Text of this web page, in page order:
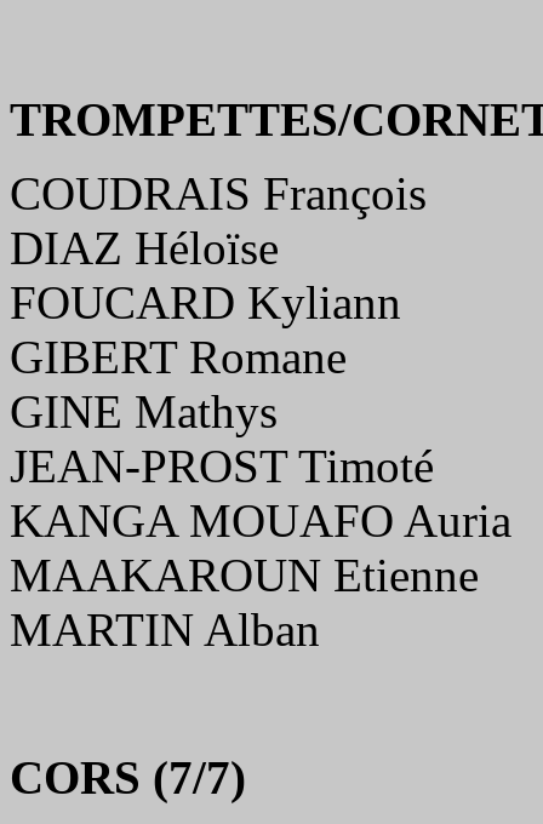
TROMPETTES/
COUDRAIS François
DIAZ Héloïse
FOUCARD Kyliann
GIBERT Romane
GINE Mathys
JEAN-PROST Timoté
KANGA MOUAFO Auria
MAAKAROUN Etienne
MARTIN Alban
CORS (7/7)